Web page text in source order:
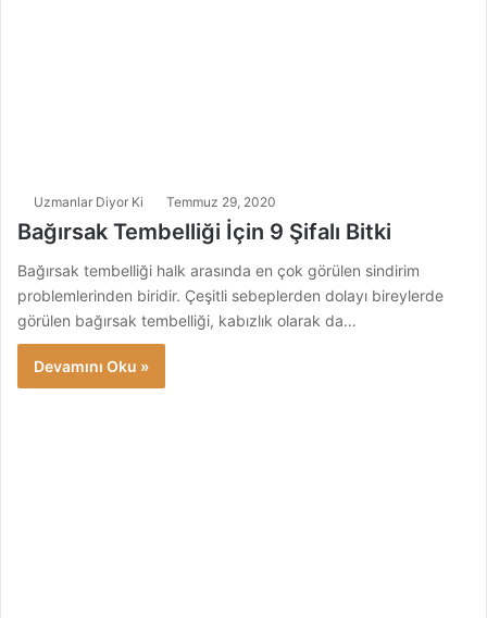
Uzmanlar Diyor Ki Temmuz 29, 2020
Bağırsak Tembelliği İçin 9 Şifalı Bitki
Bağırsak tembelliği halk arasında en çok görülen sindirim
problemlerinden biridir. Çeşitli sebeplerden dolayı bireylerde
görülen bağırsak tembelliği, kabızlık olarak da…
Devamını Oku »